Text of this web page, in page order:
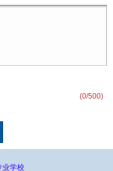
(0/500)
业学校